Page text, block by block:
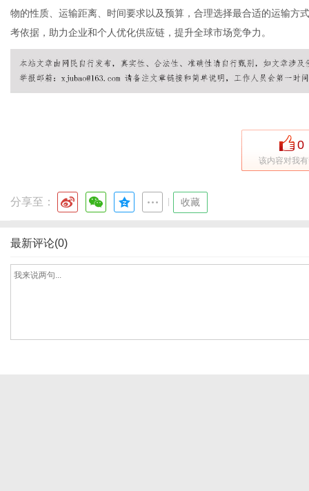
物的性质、运输距离、时间要求以及预算，合理选择最合适的运输方
考依据，助力企业和个人优化供应链，提升全球市场竞争力。
0
该内容对我
分享至： 收藏
最新评论(0)